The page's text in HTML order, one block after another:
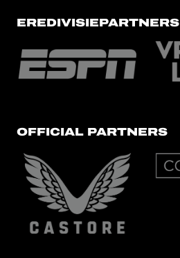
EREDIVISIEPARTNERS
OFFICIAL PARTNERS